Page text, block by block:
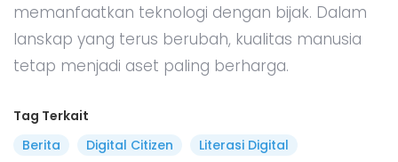
memanfaatkan teknologi dengan bijak. Dalam
lanskap yang terus berubah, kualitas manusia
tetap menjadi aset paling berharga.
Tag Terkait
Berita
Digital Citizen
Literasi Digital